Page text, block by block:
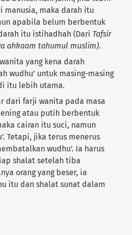
manusia, maka darah itu
apabila belum berbentuk
itu istihadhah (Dari Tafsir
ahkaam tahumul muslim).
yang kena darah
wudhu’ untuk masing-masing
itu lebih utama.
dari farji wanita pada masa
atau putih berbentuk
cairan itu suci, namun
Tetapi, jika terus menerus
wudhu’. Ia harus
shalat setelah tiba
orang yang beser, ia
itu dan shalat sunat dalam